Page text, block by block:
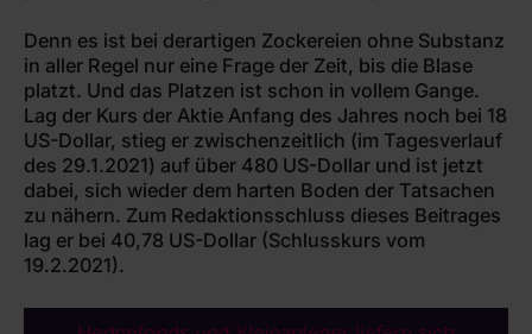
Denn es ist bei derartigen Zockereien ohne Substanz
in aller Regel nur eine Frage der Zeit, bis die Blase
platzt. Und das Platzen ist schon in vollem Gange.
Lag der Kurs der Aktie Anfang des Jahres noch bei 18
US-Dollar, stieg er zwischenzeitlich (im Tagesverlauf
des 29.1.2021) auf über 480 US-Dollar und ist jetzt
dabei, sich wieder dem harten Boden der Tatsachen
zu nähern. Zum Redaktionsschluss dieses Beitrages
lag er bei 40,78 US-Dollar (Schlusskurs vom
19.2.2021).